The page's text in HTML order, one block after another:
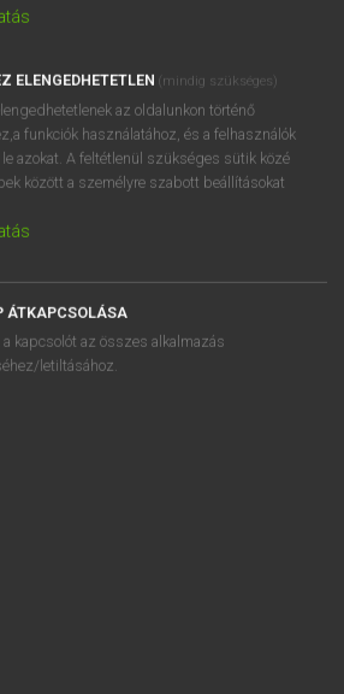
OFFICE BŐVÍTMÉNY
SZÓTÁRMODUL
NYELVVIZSGA
ELENGEDHETETLEN (mindig szükséges)
az oldalunkon történő
funkciók használatához, és a felhasználók
azokat. A feltétlenül szükséges sütik közé
között a személyre szabott beállításokat
ÁTKAPCSOLÁSA
kapcsolót az összes alkalmazás
letiltásához.